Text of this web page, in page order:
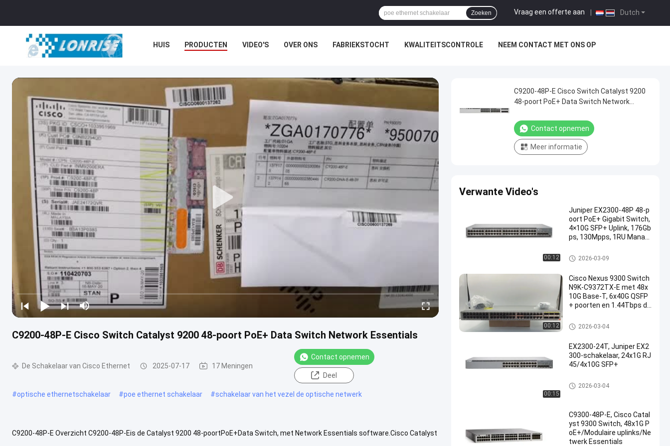
Dutch
Vraag een offerte aan
Zoeken
HUIS PRODUCTEN VIDEO'S OVER ONS FABRIEKSTOCHT KWALITEITSCONTROLE NEEM CONTACT MET ONS OP
C9200-48P-E Cisco Switch Catalyst 9200 48-poort PoE+ Data Switch Network Essentials
De Schakelaar van Cisco Ethernet 2025-07-17 17 Meningen
Contact opnemen
Deel
#optische ethernetschakelaar #poe ethernet schakelaar #schakelaar van het vezel de optische netwerk
C9200-48P-E Overzicht C9200-48P-Eis de Catalyst 9200 48-poortPoE+Data Switch, met Network Essentials software.Cisco Catalyst
C9200-48P-E Cisco Switch Catalyst 9200
48-poort PoE+ Data Switch Network
Contact opnemen
Meer informatie
Verwante Video's
00:12
Juniper EX2300-48P 48-p
oort PoE+ Gigabit Switch,
4×10G SFP+ Uplink, 176Gb
ps, 130Mpps, 1RU Manag
De Schakelaar van Cisco Ether
net
2026-03-09
00:12
Cisco Nexus 9300 Switch
N9K-C9372TX-E met 48x
10G Base-T, 6x40G QSFP
+ poorten en 1.44Tbps do
De Schakelaar van Cisco Ether
net
2026-03-04
00:15
EX2300-24T, Juniper EX2
300-schakelaar, 24x1G RJ
45/4x10G SFP+
De Schakelaar van Cisco Ether
net
2026-03-04
C9300-48P-E, Cisco Catal
yst 9300 Switch, 48x1G P
oE+/Modulaire uplinks/Ne
twerk Essentials